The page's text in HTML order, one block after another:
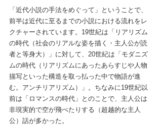
「近代小説の手法をめぐって」ということで、
前半は近代に至るまでの小説における流れをレ
クチャーされています。19世紀は「リアリズム
の時代（社会のリアルな姿を描く・主人公が読
者と等身大）」に対して、20世紀は「モダニズ
ムの時代（リアリズムにあったあらすじや人物
描写といった構造を取っ払った中で物語が進
む。アンチリアリズム）」。ちなみに19世紀以
前は「ロマンスの時代」とのことで、主人公は
非現実的で空が飛べたりする（超越的な主人
公）話が多かった。